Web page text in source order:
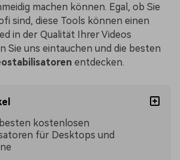
machen können. Egal, ob Sie
sind, diese Tools können einen
in der Qualität Ihrer Videos
Sie uns eintauchen und die besten
entdecken.
besten kostenlosen
für Desktops und